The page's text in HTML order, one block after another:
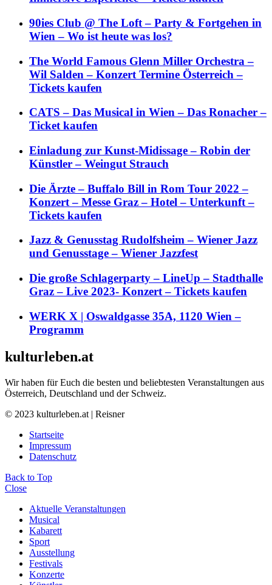
90ies Club @ The Loft – Party & Fortgehen in
Wien – Wo ist heute was los?
The World Famous Glenn Miller Orchestra –
Wil Salden – Konzert Termine Österreich –
Tickets kaufen
CATS – Das Musical in Wien – Das Ronacher –
Ticket kaufen
Einladung zur Kunst-Midissage – Robin der
Künstler – Weingut Strauch
Die Ärzte – Buffalo Bill in Rom Tour 2022 –
Konzert – Messe Graz – Hotel – Unterkunft –
Tickets kaufen
Jazz & Genusstag Rudolfsheim – Wiener Jazz
und Genusstage – Wiener Jazzfest
Die große Schlagerparty – LineUp – Stadthalle
Graz – Live 2023- Konzert – Tickets kaufen
WERK X | Oswaldgasse 35A, 1120 Wien –
Programm
kulturleben.at
Wir haben für Euch die besten und beliebtesten Veranstaltungen aus
Österreich, Deutschland und der Schweiz.
© 2023 kulturleben.at | Reisner
Startseite
Impressum
Datenschutz
Back to Top
Close
Aktuelle Veranstaltungen
Musical
Kabarett
Sport
Ausstellung
Festivals
Konzerte